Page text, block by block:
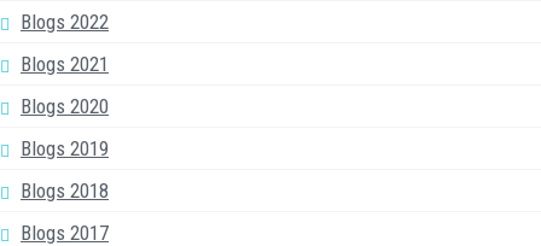
Blogs 2022
Blogs 2021
Blogs 2020
Blogs 2019
Blogs 2018
Blogs 2017